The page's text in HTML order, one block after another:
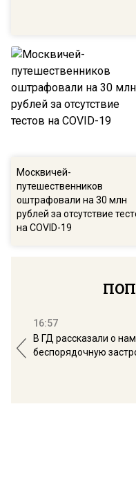
Москвичей-
путешественников
оштрафовали на 30 млн
рублей за отсутствие
на COVID-19
16:57
В ГД рассказали о
беспорядочную